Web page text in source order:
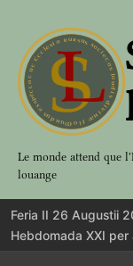
contenu
Le monde attend que
louange
Feria II 26 Augustii
Hebdomada XXI per